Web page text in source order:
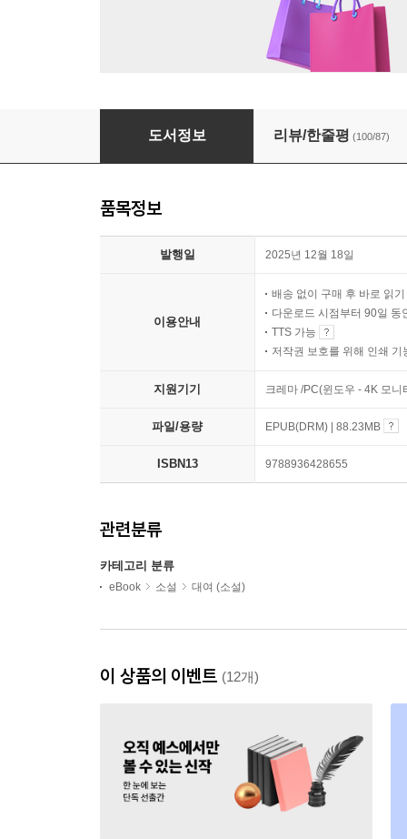
[대여] 할매
도서정보 리뷰/한줄평 (100/87)
품목정보
발행일 2025년 12월 18일
이용안내
배송 없이 구매 후 바로 읽기
다운로드 시점부터 90일 동
TTS 가능
저작권 보호를 위해 인쇄 기
지원기기 크레마 /PC(윈도우 - 4K 모
파일/용량 EPUB(DRM) | 88.23MB
ISBN13 9788936428655
관련분류
카테고리 분류
eBook 소설 대여 (소설)
이 상품의 이벤트 (12개)